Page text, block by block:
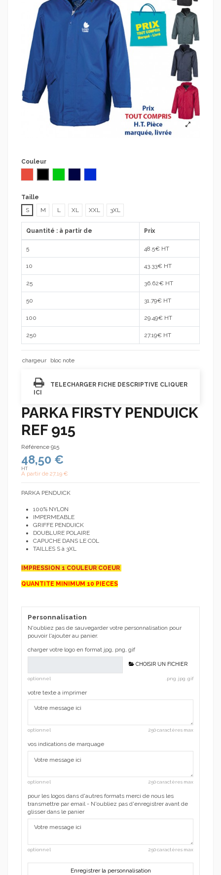
Couleur
Taille
S
M L XL XXL 3XL
Quantité : à partir de Prix
5 48.5€ HT
10 43.33€ HT
25 36.62€ HT
50 31.79€ HT
100 29.49€ HT
250 27.19€ HT
chargeur bloc note
TELECHARGER FICHE DESCRIPTIVE CLIQUER
ICI
PARKA FIRSTY PENDUICK
REF 915
Référence 915
48,50 €
HT
A partir de 27,19 €
PARKA PENDUICK
100% NYLON
IMPERMEABLE
GRIFFE PENDUICK
DOUBLURE POLAIRE
CAPUCHE DANS LE COL
TAILLES S à 3XL
IMPRESSION 1 COULEUR COEUR
QUANTITE MINIMUM 10 PIECES
Personnalisation
N'oubliez pas de sauvegarder votre personnalisation pour
pouvoir l'ajouter au panier.
charger votre logo en format jpg, png, gif
CHOISIR UN FICHIER
optionnel .png .jpg .gif
votre texte a imprimer
optionnel 250 caractères max
vos indications de marquage
optionnel 250 caractères max
pour les logos dans d'autres formats merci de nous les
transmettre par email - N'oubliez pas d'enregistrer avant de
glisser dans le panier
optionnel 250 caractères max
Enregistrer la personnalisation